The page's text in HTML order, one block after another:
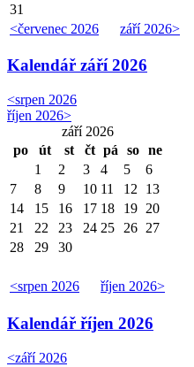
<červenec 2026 září 2026>
31
Kalendář září 2026
<srpen 2026
říjen 2026>
září 2026
po
út st čt pá so ne
<srpen 2026 říjen 2026>
1 2 3 4 5
6
7
8 9 10 11 12
13
14
15 16 17 18 19 20
21
22 23 24 25 26 27
28
29 30
Kalendář říjen 2026
<září 2026